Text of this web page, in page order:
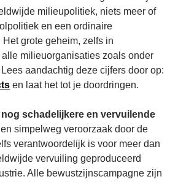
milieupolitiek, niets meer of
en een ordinaire
grote geheim, zelfs in
milieuorganisaties zoals onder
aandachtig deze cijfers door op:
en laat het tot je doordringen.
nog schadelijkere en vervuilende
simpelweg veroorzaak door de
verantwoordelijk is voor meer dan
vervuiling geproduceerd
Alle bewustzijnscampagne zijn